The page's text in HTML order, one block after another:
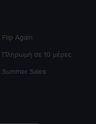
Flip Again
Πληρωμή σε 10 μέρες
Summer Sales